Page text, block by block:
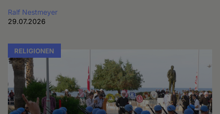
Ralf Nestmeyer
29.07.2026
RELIGIONEN